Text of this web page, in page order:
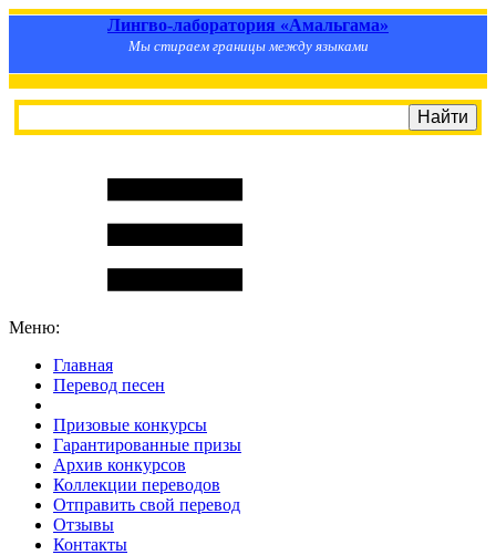
Лингво-лаборатория «Амальгама»
Мы стираем границы между языками
Меню:
Главная
Перевод песен
Призовые конкурсы
Гарантированные призы
Архив конкурсов
Коллекции переводов
Отправить свой перевод
Отзывы
Контакты